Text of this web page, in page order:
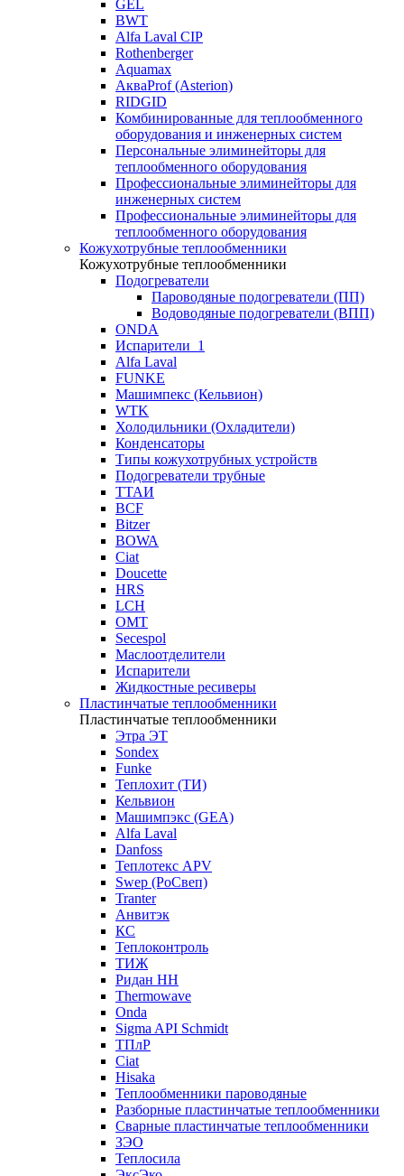
GEL
BWT
Alfa Laval CIP
Rothenberger
Aquamax
АкваProf (Asterion)
RIDGID
Комбинированные для теплообменного
оборудования и инженерных систем
Персональные элиминейторы для
теплообменного оборудования
Профессиональные элиминейторы для
инженерных систем
Профессиональные элиминейторы для
теплообменного оборудования
Кожухотрубные теплообменники
Кожухотрубные теплообменники
Подогреватели
Пароводяные подогреватели (ПП)
Водоводяные подогреватели (ВПП)
ONDA
Испарители_1
Alfa Laval
FUNKE
Машимпекс (Кельвион)
WTK
Холодильники (Охладители)
Конденсаторы
Типы кожухотрубных устройств
Подогреватели трубные
ТТАИ
BCF
Bitzer
BOWA
Ciat
Doucette
HRS
LCH
OMT
Secespol
Маслоотделители
Испарители
Жидкостные ресиверы
Пластинчатые теплообменники
Пластинчатые теплообменники
Этра ЭТ
Sondex
Funke
Теплохит (ТИ)
Кельвион
Машимпэкс (GEA)
Alfa Laval
Danfoss
Теплотекс APV
Swep (РоСвеп)
Tranter
Анвитэк
КС
Теплоконтроль
ТИЖ
Ридан НН
Thermowave
Onda
Sigma API Schmidt
ТПлР
Ciat
Hisaka
Теплообменники пароводяные
Разборные пластинчатые теплообменники
Сварные пластинчатые теплообменники
ЗЭО
Теплосила